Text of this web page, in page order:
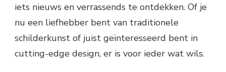
iets nieuws en verrassends te ontdekken. Of je
nu een liefhebber bent van traditionele
schilderkunst of juist geïnteresseerd bent in
cutting-edge design, er is voor ieder wat wils.